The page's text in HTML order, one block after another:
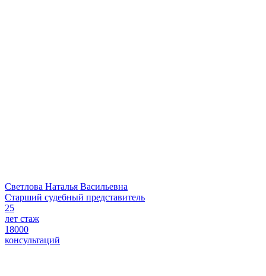
Светлова Наталья Васильевна
Старший судебный представитель
25
лет стаж
18000
консультаций